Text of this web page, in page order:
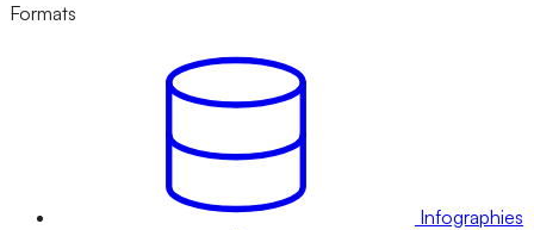
Formats
Infographies